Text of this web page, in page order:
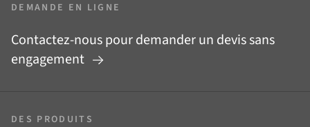
DEMANDE EN LIGNE
Contactez-nous pour demander un devis sans
engagement
DES PRODUITS